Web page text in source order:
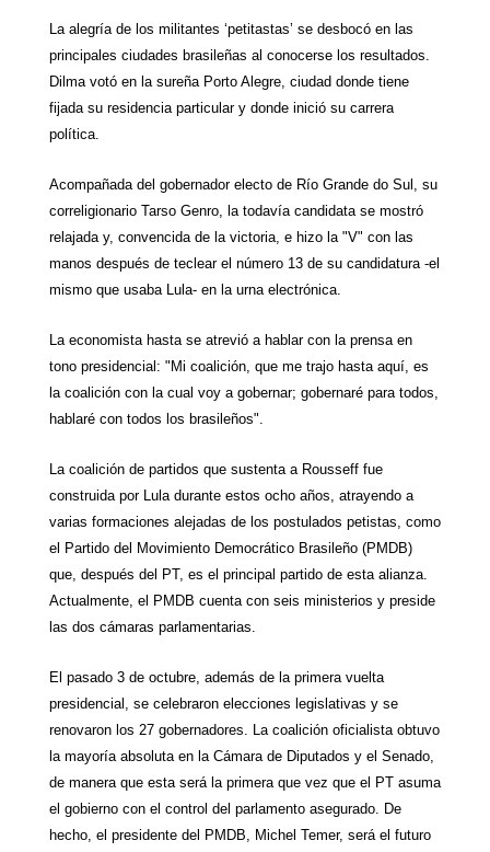
La alegría de los militantes ‘petitastas’ se desbocó en las
principales ciudades brasileñas al conocerse los resultados.
Dilma votó en la sureña Porto Alegre, ciudad donde tiene
fijada su residencia particular y donde inició su carrera
política.
Acompañada del gobernador electo de Río Grande do Sul, su
correligionario Tarso Genro, la todavía candidata se mostró
relajada y, convencida de la victoria, e hizo la "V" con las
manos después de teclear el número 13 de su candidatura -el
mismo que usaba Lula- en la urna electrónica.
La economista hasta se atrevió a hablar con la prensa en
tono presidencial: "Mi coalición, que me trajo hasta aquí, es
la coalición con la cual voy a gobernar; gobernaré para todos,
hablaré con todos los brasileños".
La coalición de partidos que sustenta a Rousseff fue
construida por Lula durante estos ocho años, atrayendo a
varias formaciones alejadas de los postulados petistas, como
el Partido del Movimiento Democrático Brasileño (PMDB)
que, después del PT, es el principal partido de esta alianza.
Actualmente, el PMDB cuenta con seis ministerios y preside
las dos cámaras parlamentarias.
El pasado 3 de octubre, además de la primera vuelta
presidencial, se celebraron elecciones legislativas y se
renovaron los 27 gobernadores. La coalición oficialista obtuvo
la mayoría absoluta en la Cámarade Diputados y el Senado,
de manera que esta será la primera que vez que el PT asuma
el gobierno con el control del parlamento asegurado. De
hecho, el presidente del PMDB, Michel Temer, será el futuro